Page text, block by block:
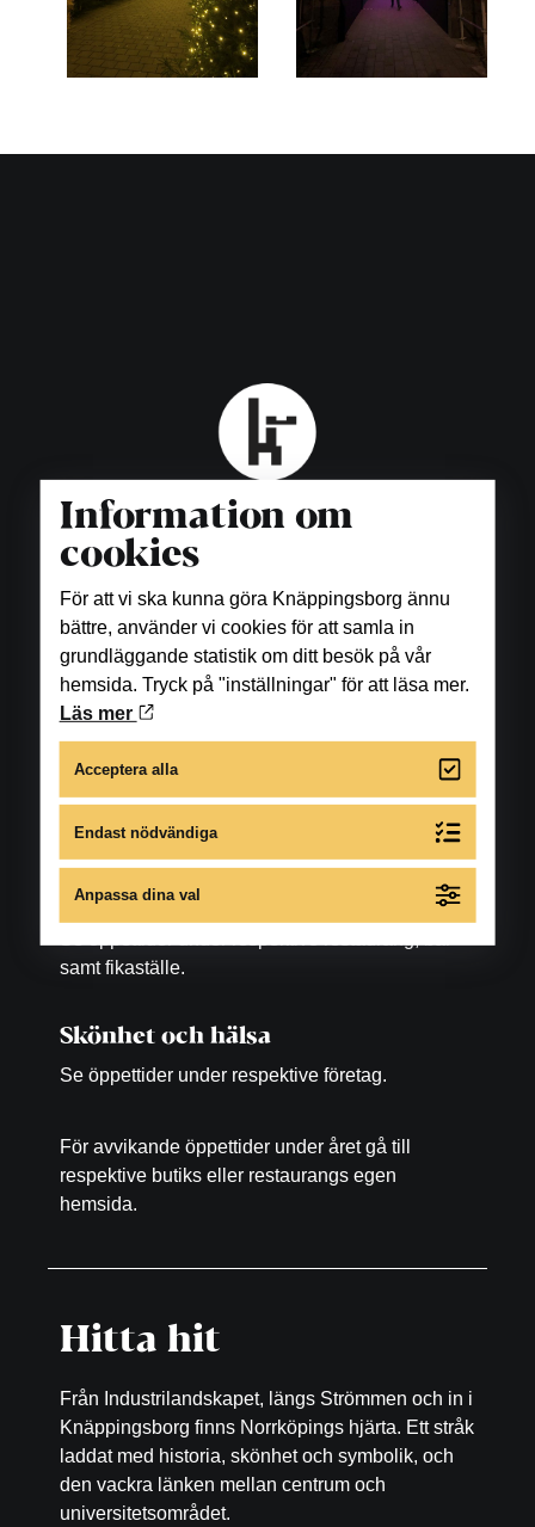
Öppettider
Butiker
Måndag-fredag: 10.00-18.00
Lördag: 10.00-16.00
Matställen
samt fikaställe.
Skönhet och hälsa
Se öppettider under respektive företag.
För avvikande öppettider under året gå till
respektive butiks eller restaurangs egen
hemsida.
Hitta hit
Från Industrilandskapet, längs Strömmen och in i
Knäppingsborg finns Norrköpings hjärta. Ett stråk
laddat med historia, skönhet och symbolik, och
den vackra länken mellan centrum och
universitetsområdet.
Information om
cookies
För att vi ska kunna göra Knäppingsborg ännu
bättre, använder vi cookies för att samla in
grundläggande statistik om ditt besök på vår
hemsida. Tryck på "inställningar" för att läsa mer.
Läs mer
Acceptera alla
Endast nödvändiga
Anpassa dina val